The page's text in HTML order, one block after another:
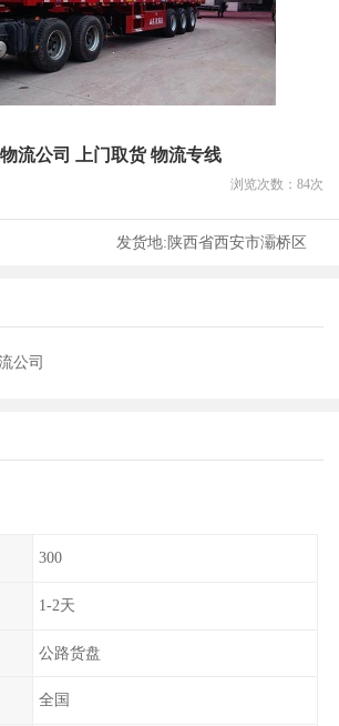
流公司 上门取货 物流专线
浏览次数： 84次
发货地:陕西省西安市灞桥区
公司
300
1-2天
公路货盘
全国